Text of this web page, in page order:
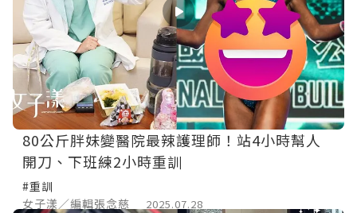
80公斤胖妹變醫院最辣護理師！站4小時幫人
開刀、下班練2小時重訓
#重訓
女子漾／編輯張念慈
2025.07.28